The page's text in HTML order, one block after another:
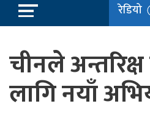
रेडियो
चीनले अन्तरिक्ष
लागि नयाँ